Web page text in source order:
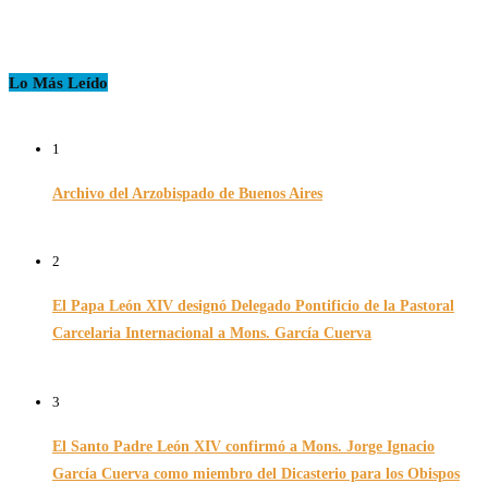
Lo Más Leído
1
Archivo del Arzobispado de Buenos Aires
2
El Papa León XIV designó Delegado Pontificio de la Pastoral
Carcelaria Internacional a Mons. García Cuerva
3
El Santo Padre León XIV confirmó a Mons. Jorge Ignacio
García Cuerva como miembro del Dicasterio para los Obispos